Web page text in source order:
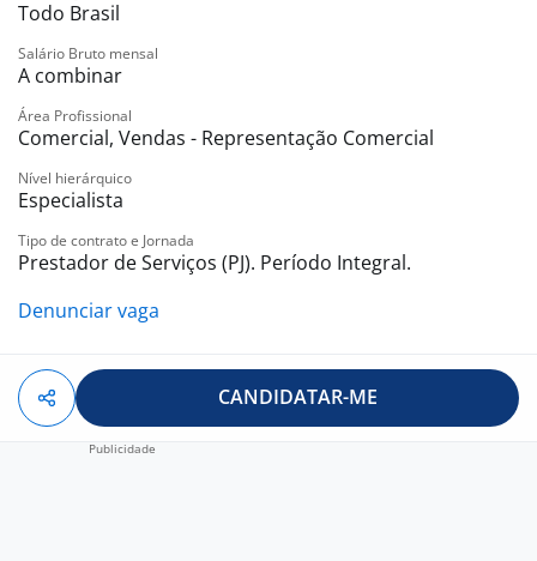
Modelos de contratação:
Representação comercial (PJ)
Estrutura de suporte comercial, marketing e BackOffice
Envie seu portfólio para a nossa equipe pelo WhatsApp
(11) 93749-8714
Todo Brasil
Salário Bruto mensal
A combinar
Área Profissional
Comercial, Vendas - Representação Comercial
Nível hierárquico
Especialista
Tipo de contrato e Jornada
Prestador de Serviços (PJ). Período Integral.
Denunciar vaga
CANDIDATAR-ME